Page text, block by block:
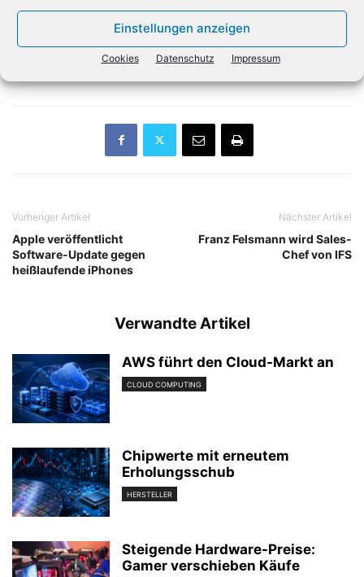
Einstellungen anzeigen
Cookies Datenschutz Impressum
Darüber hinaus wurden auch die Partner des Jahres in der
DACH-Region ausgezeichnet. Diese sind: Helmich IT
Security, MightyCare, Alpha Solid IT, Protea Networks,
Vorheriger Artikel
Apple veröffentlicht
Software-Update gegen
heißlaufende iPhones
Nächster Artikel
Franz Felsmann wird Sales-
Chef von IFS
Verwandte Artikel
AWS führt den Cloud-Markt an
CLOUD COMPUTING
Chipwerte mit erneutem
Erholungsschub
HERSTELLER
Steigende Hardware-Preise:
Gamer verschieben Käufe